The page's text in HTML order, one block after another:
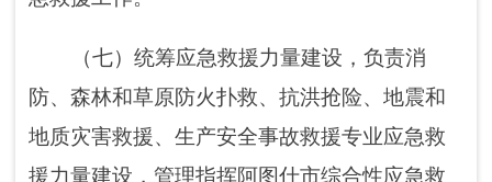
灾情核查、损失评估、救灾捐赠工作，管理、
分配上级救灾款物并监督使用。
（十一）依法行使安全生产综合监督管理
职权，指导协调、监督检查各乡镇人民政府、